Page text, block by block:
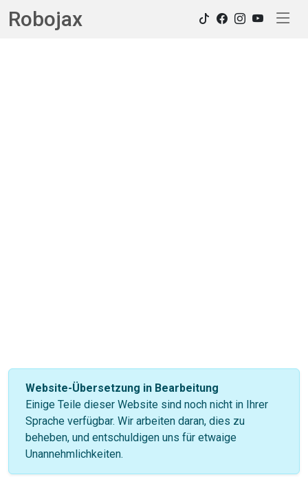
Robojax
Website-Übersetzung in Bearbeitung
Einige Teile dieser Website sind noch nicht in Ihrer
Sprache verfügbar. Wir arbeiten daran, dies zu
beheben, und entschuldigen uns für etwaige
Unannehmlichkeiten.